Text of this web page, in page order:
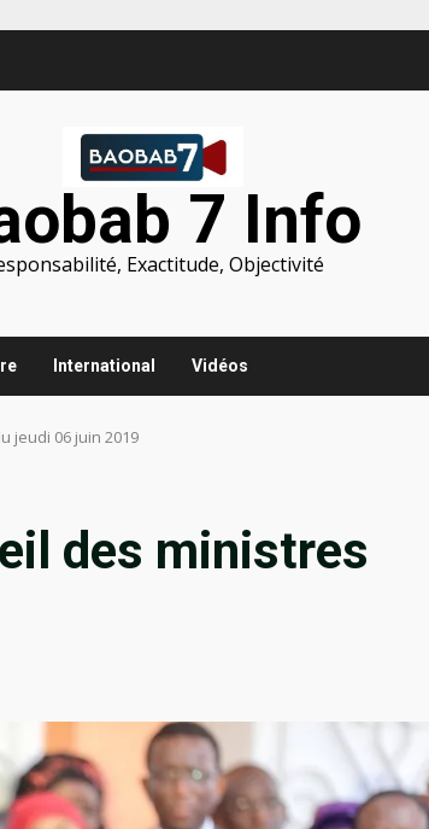
7 Info
Exactitude, Objectivité
International Vidéos
jeudi 06 juin 2019
des ministres